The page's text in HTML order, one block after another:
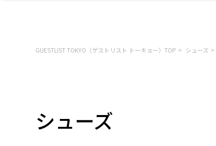
GUESTLIST TOKYO（ゲストリスト トーキョー）TOP シューズ
シューズ